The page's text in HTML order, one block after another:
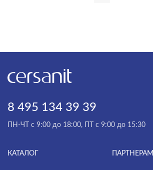
VIRGO
VIVO
ZEN
8 495 134 39 39
ПН-ЧТ с 9:00 до 18:00, ПТ с 9:00 до 15:30
КАТАЛОГ ПАРТНЕРАМ